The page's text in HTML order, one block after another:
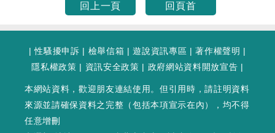
回上一頁 回頁首
|性騷擾申訴 | 檢舉信箱 |遊說資訊專區 |著作權聲明 |
隱私權政策 | 資訊安全政策 | 政府網站資料開放宣告 |
本網站資料，歡迎朋友連結使用。但引用時，請註明資料
來源並請確保資料之完整（包括本項宣示在內），均不得
任意增刪